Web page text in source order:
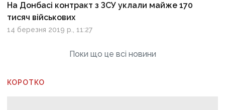
На Донбасі контракт з ЗСУ уклали майже 170
тисяч військових
14 березня 2019 р., 11:27
Поки що це всі новини
КОРОТКО